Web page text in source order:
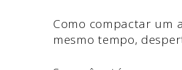
Como compactar um
mesmo tempo,